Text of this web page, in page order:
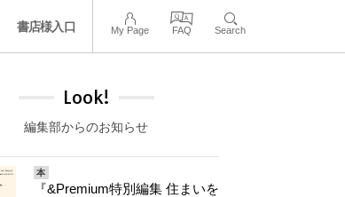
書店様入口 My Page FAQ Search
Look!
編集部からのお知らせ
本
『&Premium特別編集 住まいを